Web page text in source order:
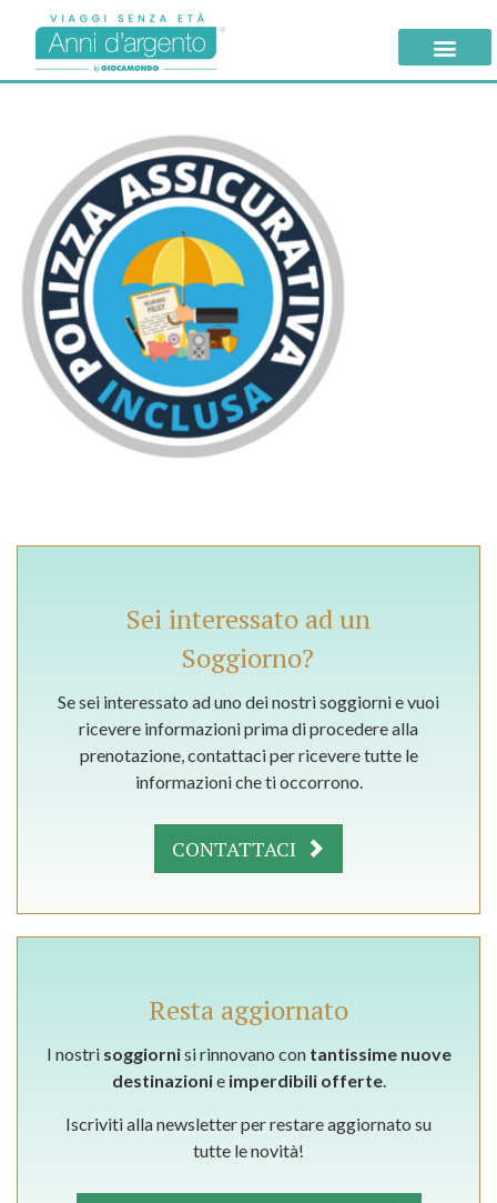
Sei interessato ad un
Soggiorno?
Se sei interessato ad uno dei nostri soggiorni e vuoi
ricevere informazioni prima di procedere alla
prenotazione, contattaci per ricevere tutte le
informazioni che ti occorrono.
CONTATTACI
Resta aggiornato
I nostri soggiornisi rinnovano con tantissime nuove
destinazionie imperdibili offerte.
Iscriviti alla newsletter per restare aggiornato su
tutte le novità!